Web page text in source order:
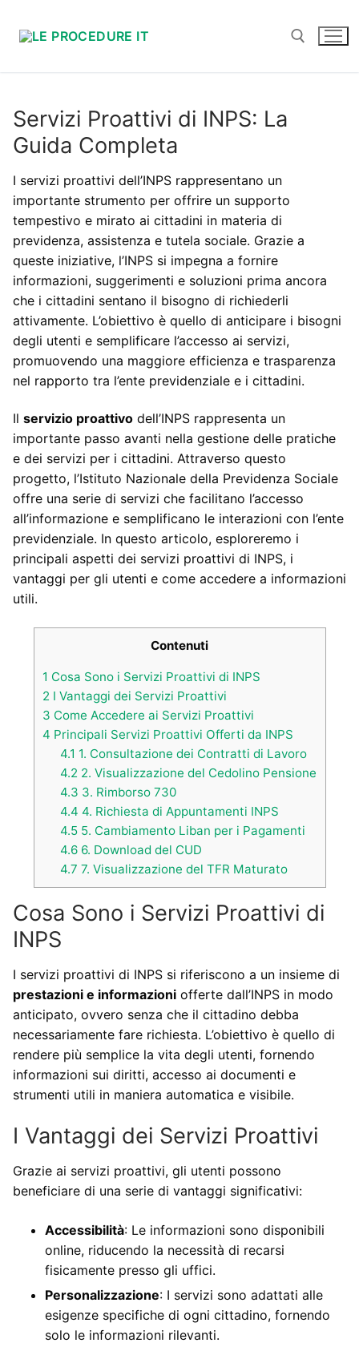
Servizi Proattivi di INPS: La
Guida Completa
I servizi proattivi dell’INPS rappresentano un
importante strumento per offrire un supporto
tempestivo e mirato ai cittadini in materia di
previdenza, assistenza e tutela sociale. Grazie a
queste iniziative, l’INPS si impegna a fornire
informazioni, suggerimenti e soluzioni prima ancora
che i cittadini sentano il bisogno di richiederli
attivamente. L’obiettivo è quello di anticipare i bisogni
degli utenti e semplificare l’accesso ai servizi,
promuovendo una maggiore efficienza e trasparenza
nel rapporto tra l’ente previdenziale e i cittadini.
Il servizio proattivo dell’INPS rappresenta un
importante passo avanti nella gestione delle pratiche
e dei servizi per i cittadini. Attraverso questo
progetto, l’Istituto Nazionale della Previdenza Sociale
offre una serie di servizi che facilitano l’accesso
all’informazione e semplificano le interazioni con l’ente
previdenziale. In questo articolo, esploreremo i
principali aspetti dei servizi proattivi di INPS, i
vantaggi per gli utenti e come accedere a informazioni
utili.
Contenuti
1 Cosa Sono i Servizi Proattivi di INPS
2 I Vantaggi dei Servizi Proattivi
3 Come Accedere ai Servizi Proattivi
4 Principali Servizi Proattivi Offerti da INPS
4.1 1. Consultazione dei Contratti di Lavoro
4.2 2. Visualizzazione del Cedolino Pensione
4.3 3. Rimborso 730
4.4 4. Richiesta di Appuntamenti INPS
4.5 5. Cambiamento Liban per i Pagamenti
4.6 6. Download del CUD
4.7 7. Visualizzazione del TFR Maturato
Cosa Sono i Servizi Proattivi di
INPS
I servizi proattivi di INPS si riferiscono a un insieme di
prestazioni e informazioni offerte dall’INPS in modo
anticipato, ovvero senza che il cittadino debba
necessariamente fare richiesta. L’obiettivo è quello di
rendere più semplice la vita degli utenti, fornendo
informazioni sui diritti, accesso ai documenti e
strumenti utili in maniera automatica e visibile.
I Vantaggi dei Servizi Proattivi
Grazie ai servizi proattivi, gli utenti possono
beneficiare di una serie di vantaggi significativi:
Accessibilità: Le informazioni sono disponibili
online, riducendo la necessità di recarsi
fisicamente presso gli uffici.
Personalizzazione: I servizi sono adattati alle
esigenze specifiche di ogni cittadino, fornendo
solo le informazioni rilevanti.